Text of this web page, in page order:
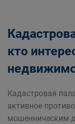
кто
Кадастровая
активное
мошенническим